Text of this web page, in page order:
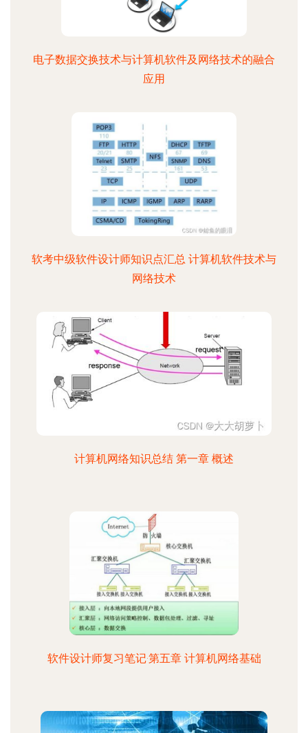
电子数据交换技术与计算机软件及网络技术的融合
应用
软考中级软件设计师知识点汇总 计算机软件技术与
网络技术
计算机网络知识总结 第一章 概述
软件设计师复习笔记·第五章 计算机网络基础